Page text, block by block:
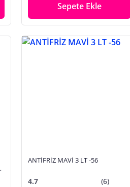
Sepete Ekle
ANTİFRİZ MAVİ 3 LT -56
4.7 (6)